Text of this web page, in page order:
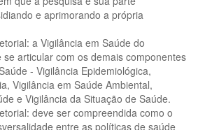
e aprimorando a própria
a Vigilância em Saúde do
se articular com os demais componentes
- Vigilância Epidemiológica,
Vigilância em Saúde Ambiental,
e Vigilância da Situação de Saúde.
deve ser compreendida como o
entre as políticas de saúde